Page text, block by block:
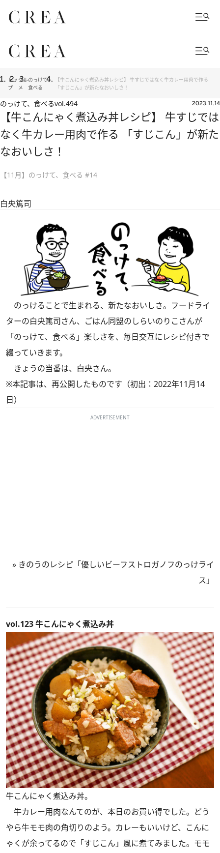
トッ
プ
グル
メ
のっけて、
食べる
【牛こんにゃく煮込み丼レシピ】 牛すじではなく牛カレー用肉で作る
「すじこん」が新たなおいしさ！
のっけて、食べるvol.494 2023.11.14
【牛こんにゃく煮込み丼レシピ】 牛すじでは
なく牛カレー用肉で作る 「すじこん」が新た
なおいしさ！
【11月】のっけて、食べる #14
白央篤司
のっけることで生まれる、新たなおいしさ。フードライ
ターの白央篤司さん、ごはん同盟のしらいのりこさんが
「のっけて、食べる」楽しさを、毎日交互にレシピ付きで
綴っていきます。
きょうの当番は、白央さん。
※本記事は、再公開したものです（初出：2022年11月14
日）
ADVERTISEMENT
» きのうのレシピ「優しいビーフストロガノフのっけライ
ス」
vol.123 牛こんにゃく煮込み丼
牛こんにゃく煮込み丼。
牛カレー用肉なんてのが、本日のお買い得でした。どう
やら牛モモ肉の角切りのよう。カレーもいいけど、こんに
ゃくが余ってるので「すじこん」風に煮てみました。モモ